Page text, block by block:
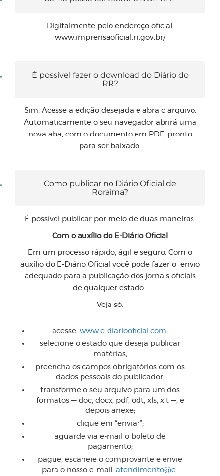
Digitalmente pelo endereço oficial:
www.imprensaoficial.rr.gov.br/
É possível fazer o download do Diário do
RR?
Sim. Acesse a edição desejada e abra o arquivo.
Automaticamente o seu navegador abrirá uma
nova aba, com o documento em PDF, pronto
para ser baixado.
Como publicar no Diário Oficial de
Roraima?
É possível publicar por meio de duas maneiras:
Com o auxílio do E-Diário Oficial
Em um processo rápido, ágil e seguro. Com o
auxílio do E-Diário Oficial você pode fazer o envio
adequado para a publicação dos jornais oficiais
de qualquer estado.
Veja só:
acesse: www.e-diariooficial.com;
selecione o estado que deseja publicar
matérias;
preencha os campos obrigatórios com os
dados pessoais do publicador;
transforme o seu arquivo para um dos
formatos — doc, docx, pdf, odt, xls, xlt —, e
depois anexe;
clique em “enviar”;
aguarde via e-mail o boleto de
pagamento;
pague, escaneie o comprovante e envie
para o nosso e-mail: atendimento@e-